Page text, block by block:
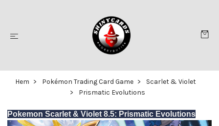
Hem Pokémon Trading Card Game
Scarlet & Violet
Prismatic Evolutions
Pokemon Scarlet & Violet 8.5: Prismatic Evolutions